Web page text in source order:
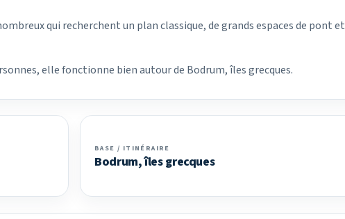
qui recherchent un plan classique, de grands espaces de pont et
elle fonctionne bien autour de Bodrum, îles grecques.
BASE / ITINÉRAIRE
Bodrum, îles grecques